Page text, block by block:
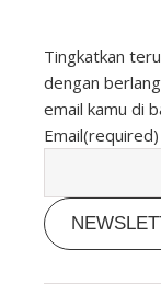
Tingkatkan
dengan
email kamu di
Email(required)